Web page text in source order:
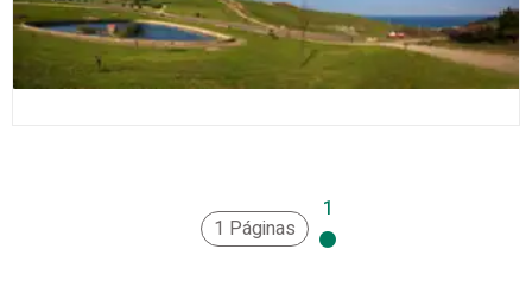
1 Páginas
1